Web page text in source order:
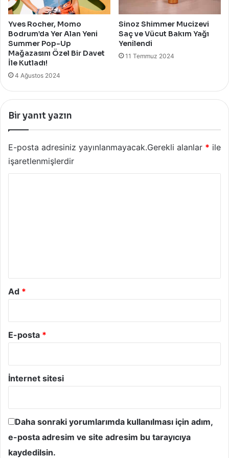
Yves Rocher, Momo
Bodrum’da Yer Alan Yeni
Summer Pop-Up
Mağazasını Özel Bir Davet
İle Kutladı!
4 Ağustos 2024
Sinoz Shimmer Mucizevi
Saç ve Vücut Bakım Yağı
Yenilendi
11 Temmuz 2024
Bir yanıt yazın
E-posta adresiniz yayınlanmayacak.Gerekli alanlar * ile
işaretlenmişlerdir
Ad *
E-posta *
İnternet sitesi
Daha sonraki yorumlarımda kullanılması için adım,
e-posta adresim ve site adresim bu tarayıcıya
kaydedilsin.